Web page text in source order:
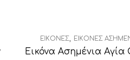
ΕΙΚΌΝΕΣ, ΕΙΚΌΝΕΣ
Εικόνα Ασημένια Αγία